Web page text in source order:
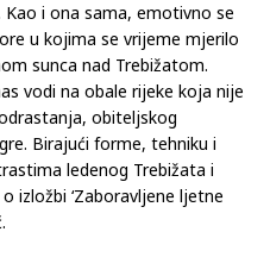
i ona sama, emotivno se
u kojima se vrijeme mjerilo
sunca nad Trebižatom.
vodi na obale rijeke koja nije
obiteljskog
Birajući forme, tehniku i
ledenog Trebižata i
izložbi ‘Zaboravljene ljetne